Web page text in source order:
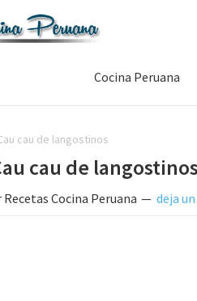
Cocina Peruana
cau de langostinos
cau de langostinos
Recetas Cocina Peruana deja